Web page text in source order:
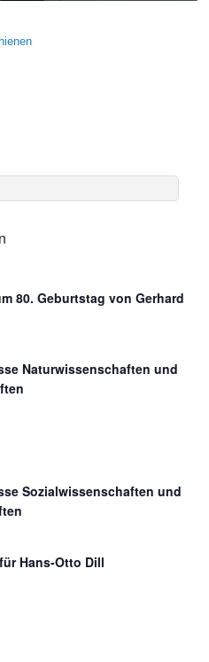
80. Geburtstag von Gerhard
Naturwissenschaften und
Sozialwissenschaften und
Hans-Otto Dill